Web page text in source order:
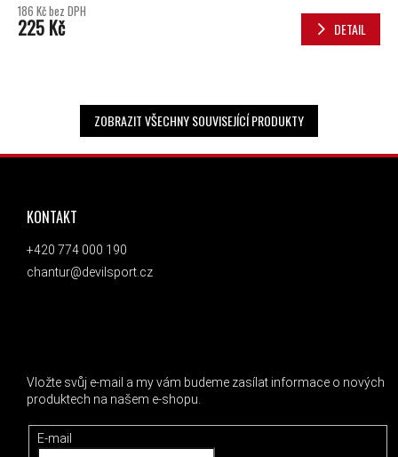
186 Kč bez DPH
225 Kč DETAIL
ZOBRAZIT VŠECHNY SOUVISEJÍCÍ PRODUKTY
ZÁPATÍ
KONTAKT
+420 774 000 190
chantur@devilsport.cz
Vložte svůj e-mail a my vám budeme zasílat informace o nových
produktech na našem e-shopu.
E-mail